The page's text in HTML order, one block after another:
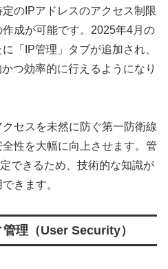
のIPアドレスのアクセス制限
成が可能です。2025年4月の
「IP管理」タブが追加され、
つ効率的に行えるようになり
セスを未然に防ぐ第一防衛線
性を大幅に向上させます。管
できるため、技術的な知識が
きます。
理（User Security）